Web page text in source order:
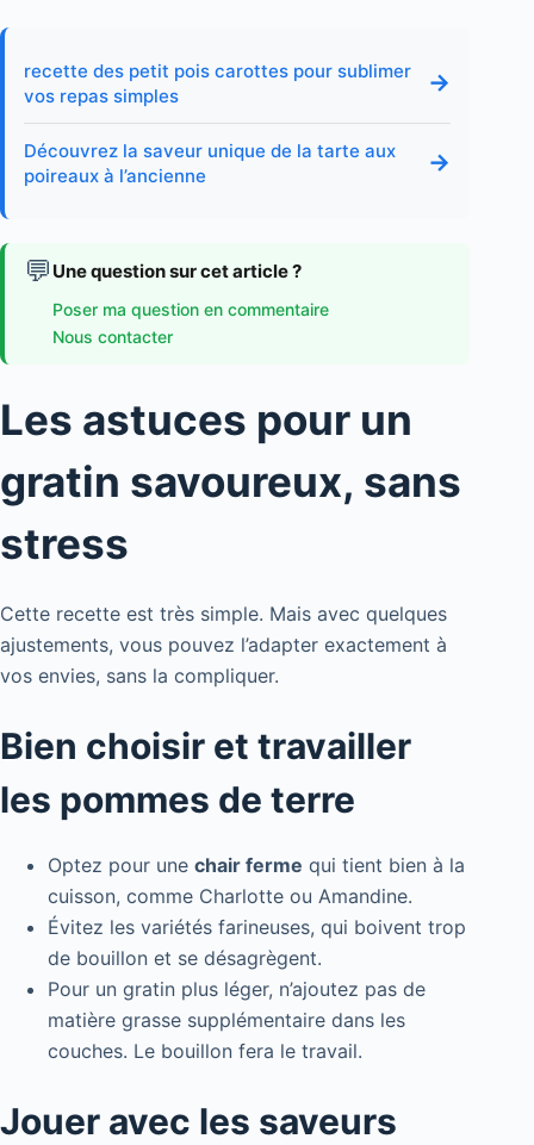
recette des petit pois carottes pour sublimer
vos repas simples
→
Découvrez la saveur unique de la tarte aux
poireaux à l’ancienne
→
💬 Une question sur cet article ?
Poser ma question en commentaire
Nous contacter
Les astuces pour un
gratin savoureux, sans
stress
Cette recette est très simple. Mais avec quelques
ajustements, vous pouvez l’adapter exactement à
vos envies, sans la compliquer.
Bien choisir et travailler
les pommes de terre
Optez pour une chair ferme qui tient bien à la
cuisson, comme Charlotte ou Amandine.
Évitez les variétés farineuses, qui boivent trop
de bouillon et se désagrègent.
Pour un gratin plus léger, n’ajoutez pas de
matière grasse supplémentaire dans les
couches. Le bouillon fera le travail.
Jouer avec les saveurs